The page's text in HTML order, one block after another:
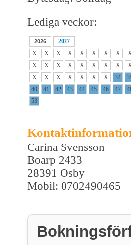
Lediga veckor:
2026
2027
X
X X X X X X X X
X
X X X X X X X X
X
X X X X X X 34
40
41 42 43 44 45 46 47
53
Carina Svensson
Boarp 2433
28391 Osby
Mobil: 0702490465